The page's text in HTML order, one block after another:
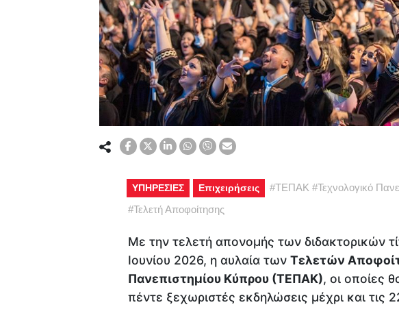
ΥΠΗΡΕΣΙΕΣ Επιχειρήσεις #ΤΕΠΑΚ #Τεχνολογικό
#Τελετή Αποφοίτησης
Με την τελετή απονομής των διδακτορικών
Ιουνίου 2026, η αυλαία των Τελετών
Πανεπιστημίου Κύπρου (ΤΕΠΑΚ), οι οποίες
πέντε ξεχωριστές εκδηλώσεις μέχρι και τις